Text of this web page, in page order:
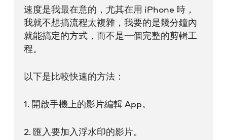
速度是我最在意的，尤其在用 iPhone 時，
我就不想搞流程太複雜，我要的是幾分鐘內
就能搞定的方式，而不是一個完整的剪輯工
程。
以下是比較快速的方法：
1. 開啟手機上的影片編輯 App。
2. 匯入要加入浮水印的影片。